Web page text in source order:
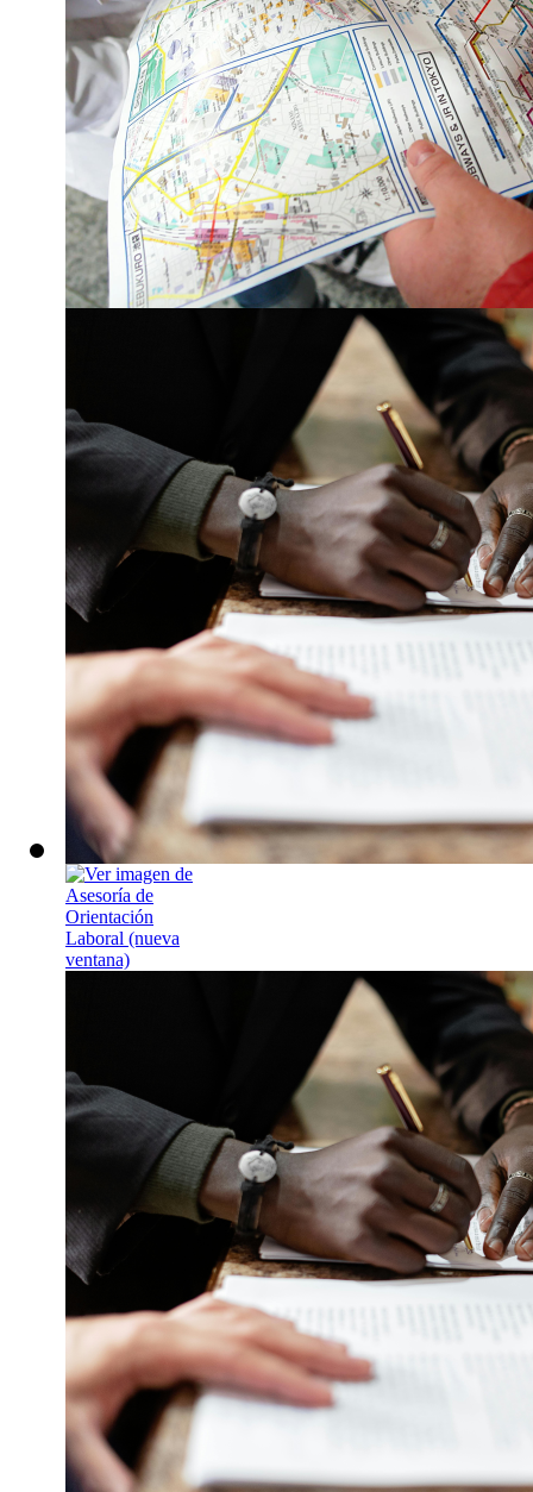
Asesoramos
trabajar, hacer
internacionales al
!INSCRÍBETE!
Asesoría de
Apoyo
Del martes 1 de
diciembre, 10:00
herramientas y
!INSCRÍBETE!